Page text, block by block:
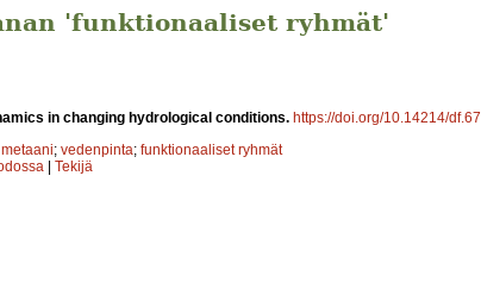
'funktionaaliset ryhmät'
in changing hydrological conditions. https://doi.org/10.14214/df.67
metaani; vedenpinta; funktionaaliset ryhmät
| Tekijä